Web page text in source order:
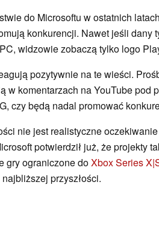
do Microsoftu w ostatnich
konkurencji. Nawet jeśli dany
widzowie zobaczą tylko logo
pozytywnie na te wieści.
w komentarzach na YouTube pod
czy będą nadal promować
nie jest realistyczne
potwierdził już, że projekty
gry ograniczone doXbox Series
przyszłości.